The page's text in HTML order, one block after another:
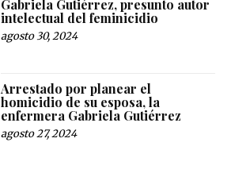
Gabriela Gutiérrez, presunto autor
intelectual del feminicidio
agosto 30, 2024
Arrestado por planear el
homicidio de su esposa, la
enfermera Gabriela Gutiérrez
agosto 27, 2024